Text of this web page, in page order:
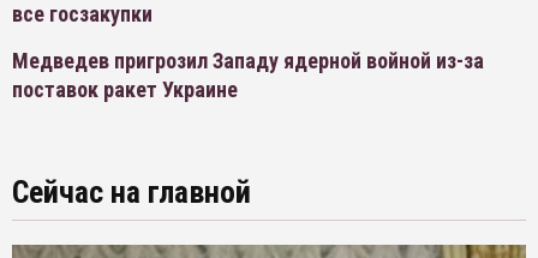
все госзакупки
Медведев пригрозил Западу ядерной войной из-за
поставок ракет Украине
Сейчас на главной